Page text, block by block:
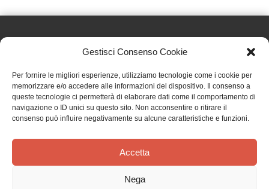
Gestisci Consenso Cookie
Per fornire le migliori esperienze, utilizziamo tecnologie come i cookie per
memorizzare e/o accedere alle informazioni del dispositivo. Il consenso a
queste tecnologie ci permetterà di elaborare dati come il comportamento di
navigazione o ID unici su questo sito. Non acconsentire o ritirare il
consenso può influire negativamente su alcune caratteristiche e funzioni.
Accetta
Nega
Effatà Editrice di Pellegrino Paolo SAS
C.F. e P.IVA 09655250018
Via Tre Denti, 1 - 10060 Cantalupa (TO)
Telefono: (+39) 0121 353452 - Fax: (+39) 0121 353839
TERMINI E CONDIZIONI